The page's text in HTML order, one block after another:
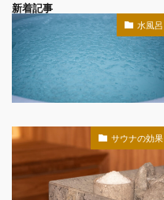
新着記事
水風呂
サウナの効果